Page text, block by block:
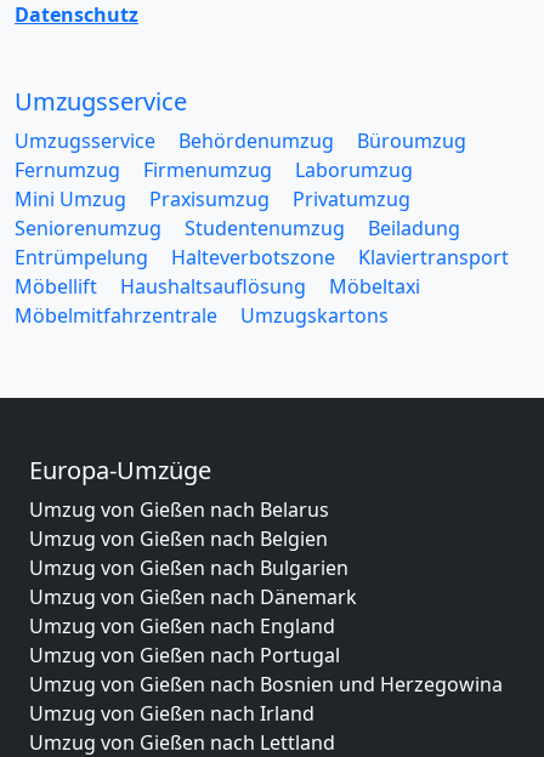
Datenschutz
Umzugsservice
Umzugsservice Behördenumzug
Büroumzug
Fernumzug
Firmenumzug
Laborumzug
Mini Umzug
Praxisumzug
Privatumzug
Seniorenumzug
Studentenumzug
Beiladung
Entrümpelung
Halteverbotszone
Klaviertransport
Möbellift
Haushaltsauflösung
Möbeltaxi
Möbelmitfahrzentrale
Umzugskartons
Europa-Umzüge
Umzug von Gießen nach Belarus
Umzug von Gießen nach Belgien
Umzug von Gießen nach Bulgarien
Umzug von Gießen nach Dänemark
Umzug von Gießen nach England
Umzug von Gießen nach Portugal
Umzug von Gießen nach Bosnien und Herzegowina
Umzug von Gießen nach Irland
Umzug von Gießen nach Lettland